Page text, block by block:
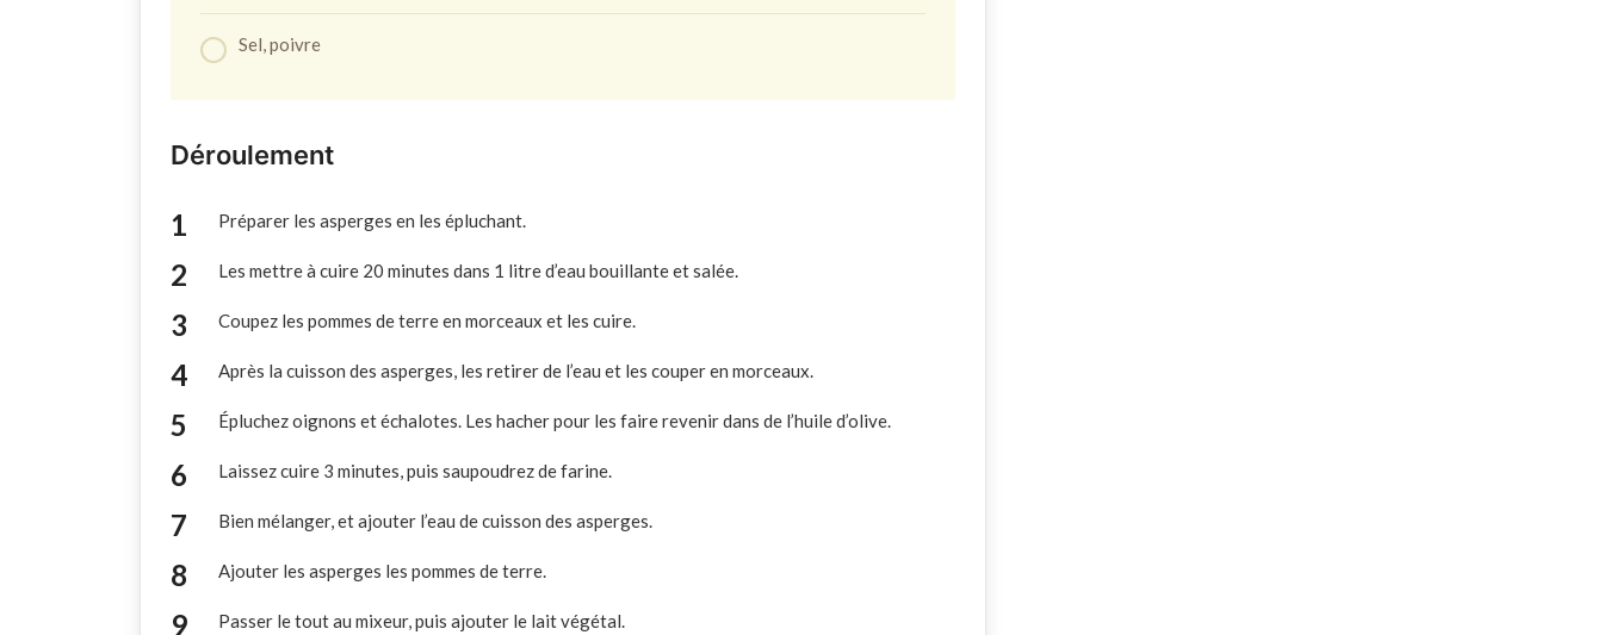
Sel, poivre
Déroulement
Préparer les asperges en les épluchant.
Les mettre à cuire 20 minutes dans 1 litre d’eau bouillante et salée.
Coupez les pommes de terre en morceaux et les cuire.
Après la cuisson des asperges, les retirer de l’eau et les couper en morceaux.
Épluchez oignons et échalotes. Les hacher pour les faire revenir dans de l’huile d’olive.
Laissez cuire 3 minutes, puis saupoudrez de farine.
Bien mélanger, et ajouter l’eau de cuisson des asperges.
Ajouter les asperges les pommes de terre.
Passer le tout au mixeur, puis ajouter le lait végétal.